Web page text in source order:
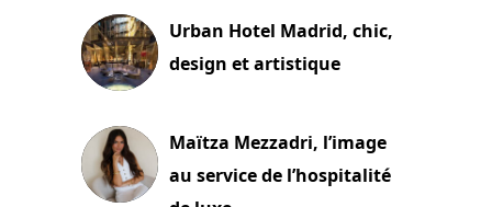
Urban Hotel Madrid, chic,
design et artistique
Maïtza Mezzadri, l’image
au service de l’hospitalité